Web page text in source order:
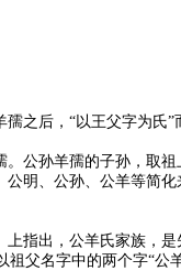
之后，“以王父字为氏
公孙羊孺的子孙，取祖
明、公孙、公羊等简
指出，公羊氏家族，
父名字中的两个字“公